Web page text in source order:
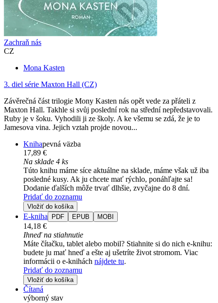
Zachraň nás
CZ
Mona Kasten
3. diel série Maxton Hall (CZ)
Závěrečná část trilogie Mony Kasten nás opět vede za přáteli z
Maxton Hall. Takhle si svůj poslední rok na střední nepředstavovali.
Ruby je v šoku. Vyhodili ji ze školy. A ke všemu se zdá, že je to
Jamesova vina. Jejich vztah projde novou...
Knihapevná väzba
17,89 €
Na sklade 4 ks
Túto knihu máme síce aktuálne na sklade, máme však už iba
posledné kusy. Ak ju chcete mať rýchlo, ponáhľajte sa!
Dodanie ďalších môže trvať dlhšie, zvyčajne do 8 dní.
Pridať do zoznamu
Vložiť do košíka
E-kniha PDF EPUB MOBI
14,18 €
Ihneď na stiahnutie
Máte čítačku, tablet alebo mobil? Stiahnite si do nich e-knihu:
budete ju mať hneď a ešte aj ušetríte život stromom. Viac
informácii o e-knihách nájdete tu.
Pridať do zoznamu
Vložiť do košíka
Čítaná
výborný stav